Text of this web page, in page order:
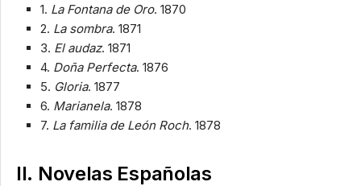
1. La Fontana de Oro. 1870
2. La sombra. 1871
3. El audaz. 1871
4. Doña Perfecta. 1876
5. Gloria. 1877
6. Marianela. 1878
7. La familia de León Roch. 1878
II. Novelas Españolas